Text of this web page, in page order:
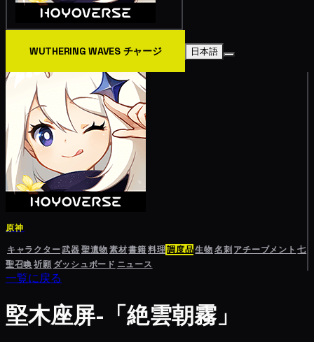
WUTHERING WAVES チャージ 日本語
原神
キャラクター武器聖遺物素材書籍料理調度品生物名刺 アチーブメント 七
聖召喚祈願 ダッシュボード ニュース
一覧に戻る
堅木座屏-「絶雲朝霧」